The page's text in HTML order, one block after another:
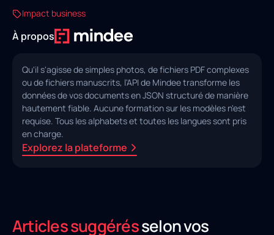
Impact business
À propos
Qu'il s'agisse de simples photos, de fichiers PDF complexes
ou de fichiers manuscrits, l'API de Mindee transforme les
données de vos documents en JSON structuré de manière
hautement fiable. Aucune formation sur les modèles n'est
requise. Tous les alphabets et toutes les langues sont pris
en charge.
Explorez la plateforme
Articles suggérésselon vos